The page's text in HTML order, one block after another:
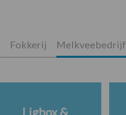
Fokkerij Melkveebedrijf
Ligbox &